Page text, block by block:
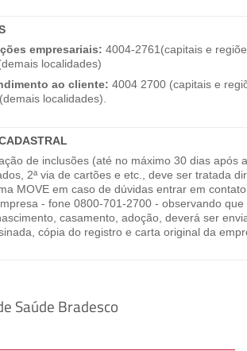
empresariais: 4004-2761(capitais e
localidades)
ao cliente: 4004 2700 (capitais e
localidades).
de inclusões (até no máximo 30 dias após
2ª via de cartões e etc., deve ser tratada
MOVE em caso de dúvidas entrar em
- fone 0800-701-2700 - observando
casamento, adoção, deverá ser
cópia do registro e carta original da
Saúde Bradesco